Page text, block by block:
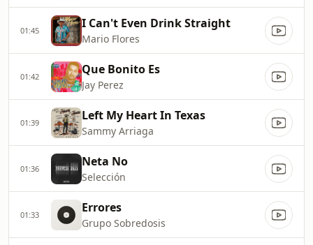
01:45 I Can't Even Drink Straight
Mario Flores
01:42 Que Bonito Es
Jay Perez
01:39 Left My Heart In Texas
Sammy Arriaga
01:36 Neta No
Selección
01:33 Errores
Grupo Sobredosis